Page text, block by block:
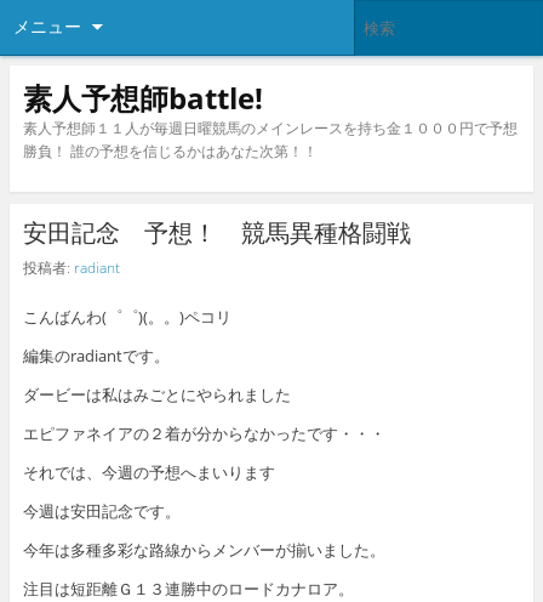
メニュー
素人予想師battle!
素人予想師１１人が毎週日曜競馬のメインレースを持ち金１０００円で予想
勝負！ 誰の予想を信じるかはあなた次第！！
安田記念 予想！ 競馬異種格闘戦
投稿者: radiant
こんばんわ(゜゜)(。。)ペコリ
編集のradiantです。
ダービーは私はみごとにやられました
エピファネイアの２着が分からなかったです・・・
それでは、今週の予想へまいります
今週は安田記念です。
今年は多種多彩な路線からメンバーが揃いました。
注目は短距離Ｇ１３連勝中のロードカナロア。